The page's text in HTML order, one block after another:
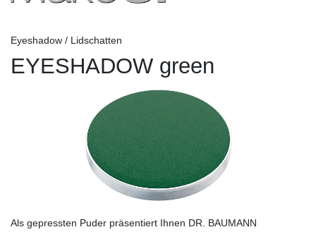
Eyeshadow / Lidschatten
EYESHADOW green
Als gepressten Puder präsentiert Ihnen DR. BAUMANN